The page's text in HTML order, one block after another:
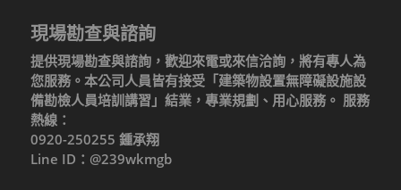
現場勘查與諮詢
提供現場勘查與諮詢，歡迎來電或來信洽詢，將有專人為
您服務。本公司人員皆有接受「建築物設置無障礙設施設
備勘檢人員培訓講習」結業，專業規劃、用心服務。 服務
熱線：
0920-250255 鍾承翔
Line ID：@239wkmgb